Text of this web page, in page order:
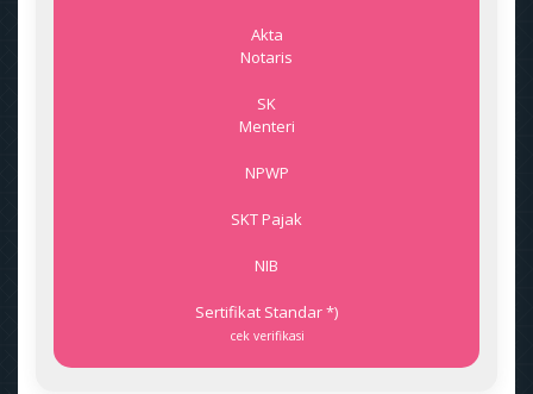
Akta
Notaris
SK
Menteri
NPWP
SKT Pajak
NIB
Sertifikat Standar *)
cek verifikasi